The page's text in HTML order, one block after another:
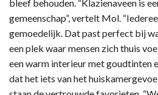
bleef behouden. “Klazienaveen is
gemeenschap”, vertelt Mol.
gemoedelijk. Dat past perfect bij
een plek waar mensen zich thuis
een warm interieur met goudtinten
dat het iets van het